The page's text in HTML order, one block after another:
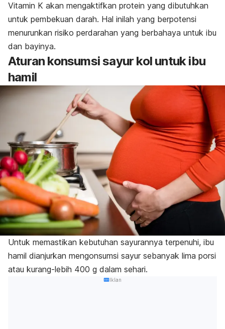
Vitamin K akan mengaktifkan protein yang dibutuhkan
untuk pembekuan darah. Hal inilah yang berpotensi
menurunkan risiko perdarahan yang berbahaya untuk ibu
dan bayinya.
Aturan konsumsi sayur kol untuk ibu
hamil
Untuk memastikan kebutuhan sayurannya terpenuhi, ibu
hamil dianjurkan mengonsumsi sayur sebanyak lima porsi
atau kurang-lebih 400 g dalam sehari.
Iklan